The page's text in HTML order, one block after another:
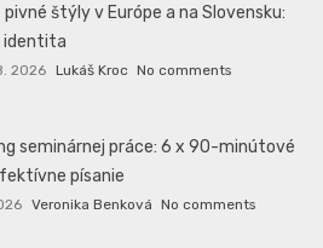
pivné štýly v Európe a na Slovensku:
identita
2026 Lukáš Kroc No comments
seminárnej práce: 6 x 90-minútové
písanie
Veronika Benková No comments